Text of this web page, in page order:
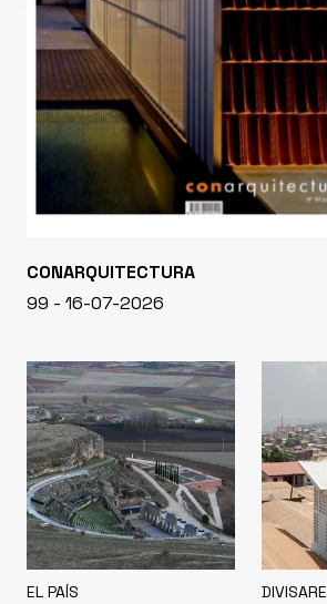
CONARQUITECTURA
99 - 16-07-2026
EL PAÍS DIVISARE